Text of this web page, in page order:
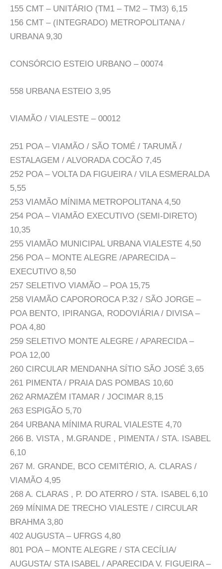
155 CMT – UNITÁRIO (TM1 – TM2 – TM3) 6,15
156 CMT – (INTEGRADO) METROPOLITANA /
URBANA 9,30
CONSÓRCIO ESTEIO URBANO – 00074
558 URBANA ESTEIO 3,95
VIAMÃO / VIALESTE – 00012
251 POA – VIAMÃO / SÃO TOMÉ / TARUMÃ /
ESTALAGEM / ALVORADA COCÃO 7,45
252 POA – VOLTA DA FIGUEIRA / VILA ESMERALDA
5,55
253 VIAMÃO MÍNIMA METROPOLITANA 4,50
254 POA – VIAMÃO EXECUTIVO (SEMI-DIRETO)
10,35
255 VIAMÃO MUNICIPAL URBANA VIALESTE 4,50
256 POA – MONTE ALEGRE /APARECIDA –
EXECUTIVO 8,50
257 SELETIVO VIAMÃO – POA 15,75
258 VIAMÃO CAPOROROCA P.32 / SÃO JORGE –
POA BENTO, IPIRANGA, RODOVIÁRIA / DIVISA –
POA 4,80
259 SELETIVO MONTE ALEGRE / APARECIDA –
POA 12,00
260 CIRCULAR MENDANHA SÍTIO SÃO JOSÉ 3,65
261 PIMENTA / PRAIA DAS POMBAS 10,60
262 ARMAZÉM ITAMAR / JOCIMAR 8,15
263 ESPIGÃO 5,70
264 URBANA MÍNIMA RURAL VIALESTE 4,70
266 B. VISTA , M.GRANDE , PIMENTA / STA. ISABEL
6,10
267 M. GRANDE, BCO CEMITÉRIO, A. CLARAS /
VIAMÃO 4,95
268 A. CLARAS , P. DO ATERRO / STA. ISABEL 6,10
269 MÍNIMA DE TRECHO VIALESTE / CIRCULAR
BRAHMA 3,80
402 AUGUSTA – UFRGS 4,80
801 POA – MONTE ALEGRE / STA CECÍLIA/
AUGUSTA/ STA ISABEL / APARECIDA V. FIGUEIRA –